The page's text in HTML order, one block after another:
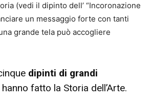
(vedi il dipinto dell’ “Incoronazione
un messaggio forte con tanti
grande tela può accogliere
dipinti di grandi
fatto la Storia dell’Arte.